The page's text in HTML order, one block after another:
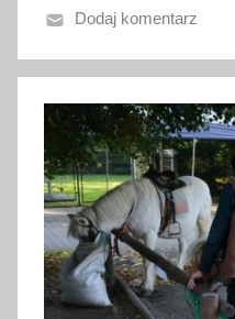
3
w
i
t
n
i
a
2
0
Dodaj komentarz